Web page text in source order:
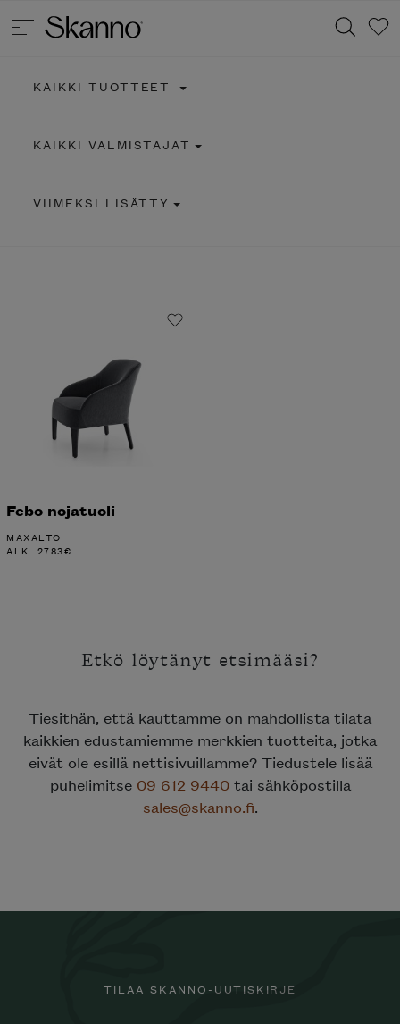
KAIKKI TUOTTEET
KAIKKI VALMISTAJAT
VIIMEKSI LISÄTTY
Febo nojatuoli
MAXALTO
ALK. 2783€
Etkö löytänyt etsimääsi?
Tiesithän, että kauttamme on mahdollista tilata
kaikkien edustamiemme merkkien tuotteita, jotka
eivät ole esillä nettisivuillamme? Tiedustele lisää
puhelimitse 09 612 9440tai sähköpostilla
sales@skanno.fi.
TILAA SKANNO-UUTISKIRJE